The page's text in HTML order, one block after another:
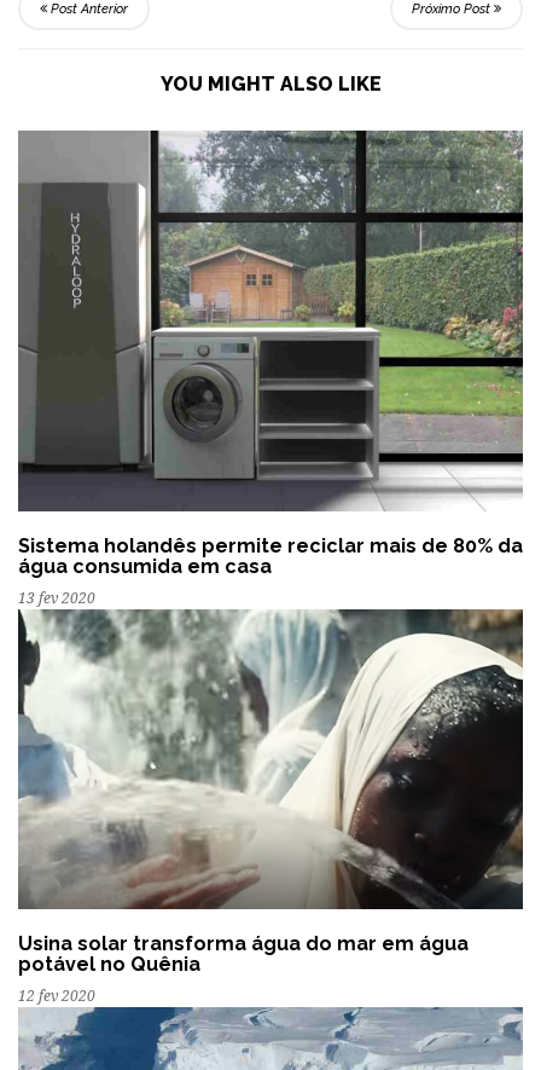
Post Anterior Próximo Post
YOU MIGHT ALSO LIKE
Sistema holandês permite reciclar mais de 80% da
água consumida em casa
13 fev 2020
Usina solar transforma água do mar em água
potável no Quênia
12 fev 2020